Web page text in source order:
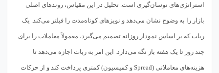
استراتژی‌های نوسان‌گیری است. تحلیل در این مقیاس، روندهای اصلی
بازار را به وضوح نشان می‌دهد و نویزهای کوتاه‌مدت را فیلتر می‌کند. یک
ربات که بر اساس نمودار روزانه تصمیم می‌گیرد، معمولاً معاملات را برای
چند روز تا یک هفته باز نگه می‌دارد. این امر به ربات اجازه می‌دهد تا
هزینه‌های معاملاتی (Spread و کمیسیون) کمتری پرداخت کند و از حرکات